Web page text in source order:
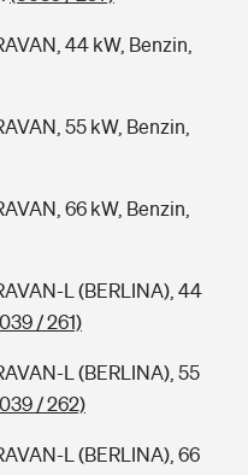
44 kW, Benzin,
55 kW, Benzin,
66 kW, Benzin,
L (BERLINA), 44
/ 261)
L (BERLINA), 55
/ 262)
L (BERLINA), 66